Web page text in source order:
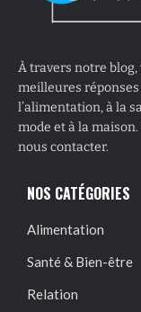
À travers notre blog,
meilleures réponses
l’alimentation, à la
mode et à la maison.
nous contacter.
NOS CATÉGORIES
Alimentation
Santé & Bien-être
Relation